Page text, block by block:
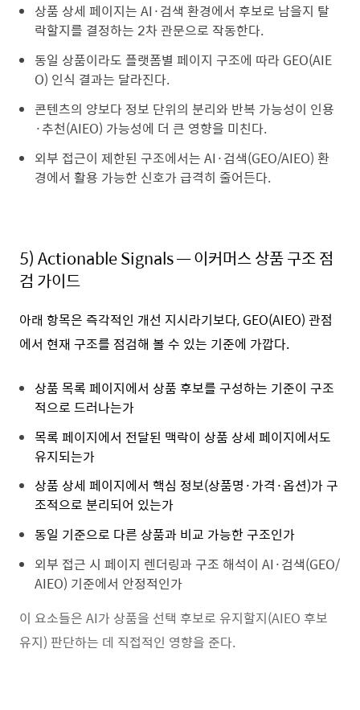
상품 상세 페이지는 AI·검색 환경에서 후보로 남을지 탈
락할지를 결정하는 2차 관문으로 작동한다.
동일 상품이라도 플랫폼별 페이지 구조에 따라 GEO(AIE
O) 인식 결과는 달라진다.
콘텐츠의 양보다 정보 단위의 분리와 반복 가능성이 인용
·추천(AIEO) 가능성에 더 큰 영향을 미친다.
외부 접근이 제한된 구조에서는 AI·검색(GEO/AIEO) 환
경에서 활용 가능한 신호가 급격히 줄어든다.
5)Actionable Signals — 이커머스 상품 구조 점
검 가이드
아래 항목은 즉각적인 개선 지시라기보다, GEO(AIEO) 관점
에서 현재 구조를 점검해 볼 수 있는 기준에 가깝다.
상품 목록 페이지에서 상품 후보를 구성하는 기준이 구조
적으로 드러나는가
목록 페이지에서 전달된 맥락이 상품 상세 페이지에서도
유지되는가
상품 상세 페이지에서 핵심 정보(상품명·가격·옵션)가 구
조적으로 분리되어 있는가
동일 기준으로 다른 상품과 비교 가능한 구조인가
외부 접근 시 페이지 렌더링과 구조 해석이 AI·검색(GEO/
AIEO) 기준에서 안정적인가
이 요소들은 AI가 상품을 선택 후보로 유지할지(AIEO 후보
유지) 판단하는 데 직접적인 영향을 준다.